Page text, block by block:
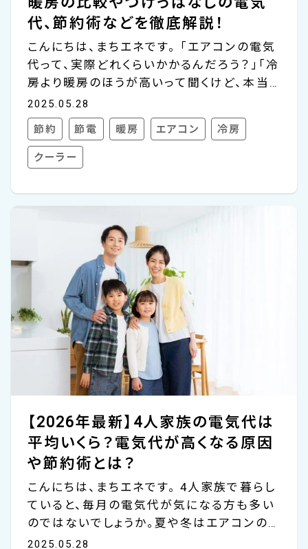
代、節約術などを徹底解説！
こんにちは、まちエネです。 「エアコンの電気
代って、実際どれくらいかかるんだろう？」「冷
房より暖房のほうが高いって聞くけど、本当
なのかな？」「一日中つけっぱなしにしていた
ら、やっぱり高くなる？」 こんなふうに、エア
コンを使うたびに電気代が気になることあり
ますよね。とくに暑さや寒さが厳しい季節は、
エアコンを使わざるを得ない場面も多く、電
でしょうか。 実際、エアコンの電気代は1時間
あたり約16〜22円程度が目安。ただし、使う
環境や機種によって、金額に差が出るのが実
情です。 とはいえ、ちょっとした工夫でエアコ
ンの電気代をぐっと抑えることも可能です。
こちらのコ...
2025.05.28
節約 節電 暖房 エアコン 冷房
クーラー
【2026年最新】4人家族の電気代は
平均いくら？電気代が高くなる原因
や節約術とは？
こんにちは、まちエネです。 4人家族で暮らし
ていると、毎月の電気代が気になる方も多い
のではないでしょうか。夏や冬はエアコンの
冷房や暖房で電気代の出費が増えがちなた
2025.05.28